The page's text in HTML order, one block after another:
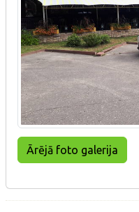
Ārējā foto galerija